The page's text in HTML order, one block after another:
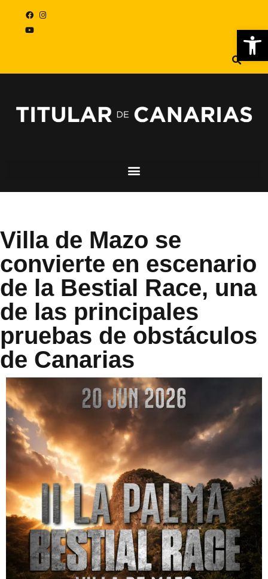
Villa de Mazo se
convierte en escenario
de la Bestial Race, una
de las principales
pruebas de obstáculos
de Canarias